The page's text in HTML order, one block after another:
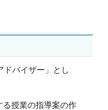
バイザー」とし
授業の指導案の作